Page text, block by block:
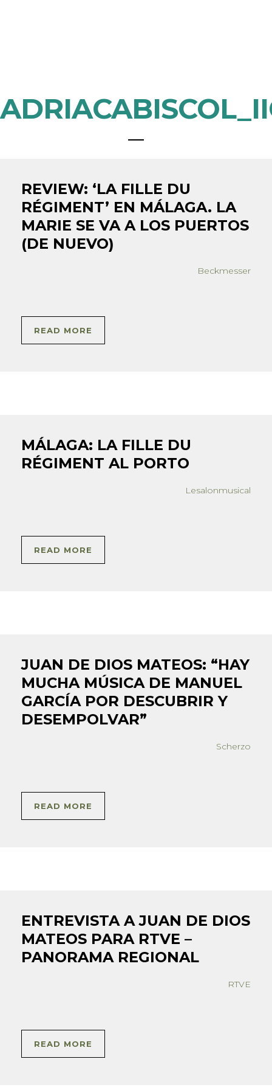
REVIEW: ‘LA FILLE DU
RÉGIMENT’ EN MÁLAGA. LA
MARIE SE VA A LOS PUERTOS
(DE NUEVO)
Beckmesser
READ MORE
MÁLAGA: LA FILLE DU
RÉGIMENT AL PORTO
Lesalonmusical
READ MORE
JUAN DE DIOS MATEOS: “HAY
MUCHA MÚSICA DE MANUEL
GARCÍA POR DESCUBRIR Y
DESEMPOLVAR”
Scherzo
READ MORE
ENTREVISTA A JUAN DE DIOS
MATEOS PARA RTVE –
PANORAMA REGIONAL
RTVE
READ MORE